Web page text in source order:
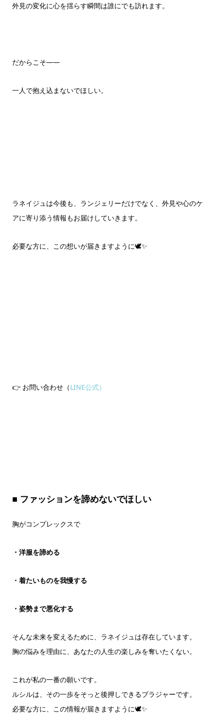
外見の変化に心を揺らす瞬間は誰にでも訪れます。
だからこそ——
一人で抱え込まないでほしい。
ラネイジュは今後も、ランジェリーだけでなく、外見や心のケ
アに寄り添う情報もお届けしていきます。
必要な方に、この想いが届きますように🕊️✨
👉 お問い合わせ（LINE公式）
■ ファッションを諦めないでほしい
胸がコンプレックスで
・洋服を諦める
・着たいものを我慢する
・姿勢まで悪化する
そんな未来を変えるために、ラネイジュは存在しています。
胸の悩みを理由に、あなたの人生の楽しみを奪いたくない。
これが私の一番の願いです。
ルシルは、その一歩をそっと後押しできるブラジャーです。
必要な方に、この情報が届きますように🕊️✨